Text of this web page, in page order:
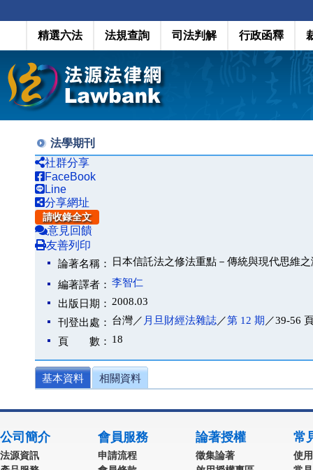
精選六法 法規查詢 司法判解 行政函釋
法學期刊
社群分享
FaceBook
Line
分享網址
請收錄全文
意見回饋
友善列印
論著名稱： 日本信託法之修法重點－傳統與現代思維
編著譯者： 李智仁
出版日期： 2008.03
刊登出處： 台灣／ 月旦財經法雜誌／第 12 期 ／39-56
頁 數： 18
基本資料 相關資料
公司簡介
法源資訊
會員服務
申請流程
論著授權
徵集論著
常
使